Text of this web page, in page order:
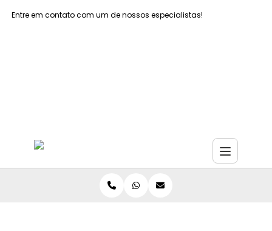
Entre em contato com um de nossos especialistas!